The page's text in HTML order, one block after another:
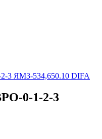
3 ЯМЗ-534,650.10 DIFA
0-1-2-3